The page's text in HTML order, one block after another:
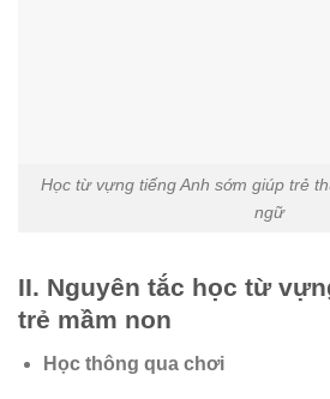
Học từ vựng tiếng Anh sớm giúp trẻ
ngữ
II. Nguyên tắc học từ
trẻ mầm non
Học thông qua chơi